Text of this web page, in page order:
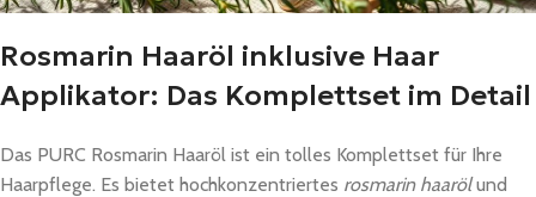
Rosmarin Haaröl inklusive Haar
Applikator: Das Komplettset im Detail
Das PURC Rosmarin Haaröl ist ein tolles Komplettset für Ihre
Haarpflege. Es bietet hochkonzentriertes rosmarin haarölund